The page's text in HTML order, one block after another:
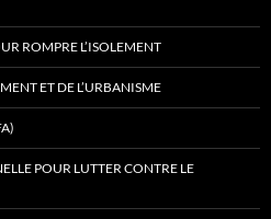
ROMPRE L’ISOLEMENT
ET DE L’URBANISME
POUR LUTTER CONTRE LE